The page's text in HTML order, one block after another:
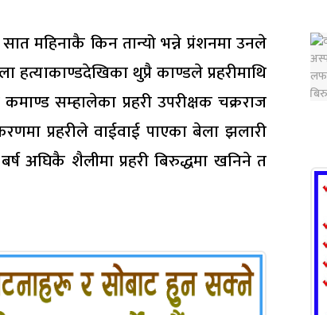
महिनाकै किन तान्यो भन्ने प्रंशनमा उनले
थुप्रै काण्डले प्रहरीमाथि
सम्हालेका प्रहरी उपरीक्षक चक्रराज
प्रहरीले वाईवाई पाएका बेला झलारी
अघिकै शैलीमा प्रहरी बिरुद्धमा खनिने त